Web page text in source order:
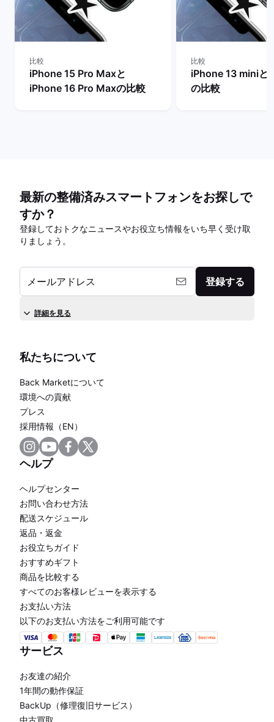
比較
iPhone 15 Pro Maxと
iPhone 16 Pro Maxの比較
比較
iPhone 13 miniと
の比較
最新の整備済みスマートフォンをお探しで
すか？
登録しておトクなニュースやお役立ち情報をいち早く受け取
りましょう。
メールアドレス 登録する
詳細を見る
私たちについて
Back Marketについて
環境への貢献
プレス
採用情報（EN）
ヘルプ
ヘルプセンター
お問い合わせ方法
配送スケジュール
返品・返金
お役立ちガイド
おすすめギフト
商品を比較する
すべてのお客様レビューを表示する
お支払い方法
以下のお支払い方法をご利用可能です
サービス
お友達の紹介
1年間の動作保証
BackUp（修理復旧サービス）
中古買取